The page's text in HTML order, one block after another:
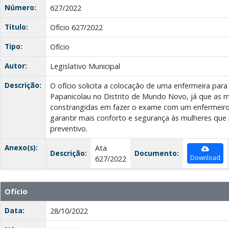
Número:
627/2022
Título:
Ofício 627/2022
Tipo:
Ofício
Autor:
Legislativo Municipal
Descrição:
O ofício solicita a colocação de uma enfermeira
Papanicolau no Distrito de Mundo Novo, já que as
constrangidas em fazer o exame com um
garantir mais conforto e segurança às mulheres
preventivo.
Anexo(s):
Descrição:
Ata
627/2022
Documento: Download
Ofício
Data:
28/10/2022